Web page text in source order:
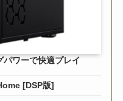
パワーで快適プレイ
[DSP版]